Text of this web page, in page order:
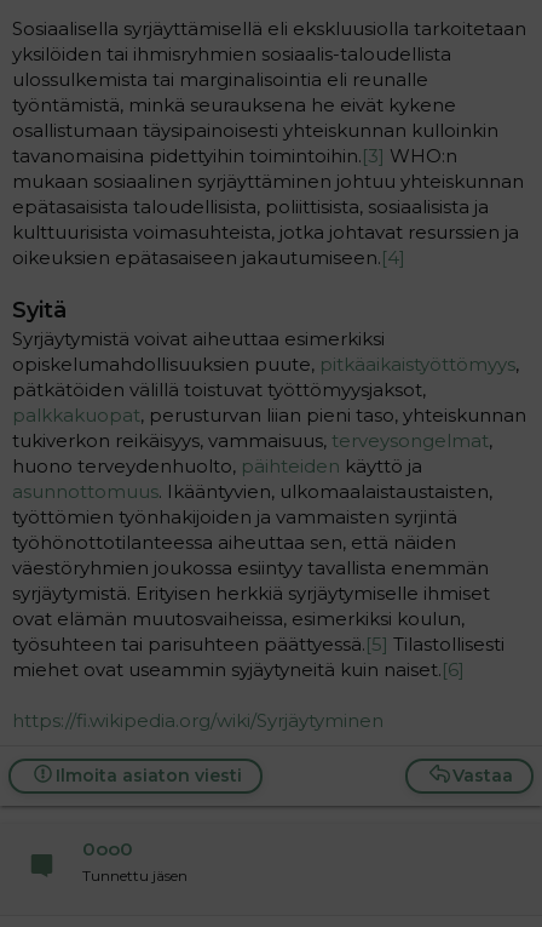
Sosiaalisella syrjäyttämisellä eli ekskluusiolla tarkoitetaan
yksilöiden tai ihmisryhmien sosiaalis-taloudellista
ulossulkemista tai marginalisointia eli reunalle
työntämistä, minkä seurauksena he eivät kykene
osallistumaan täysipainoisesti yhteiskunnan kulloinkin
tavanomaisina pidettyihin toimintoihin.[3] WHO:n
mukaan sosiaalinen syrjäyttäminen johtuu yhteiskunnan
epätasaisista taloudellisista, poliittisista, sosiaalisista ja
kulttuurisista voimasuhteista, jotka johtavat resurssien ja
oikeuksien epätasaiseen jakautumiseen.[4]
Syitä
Syrjäytymistä voivat aiheuttaa esimerkiksi
opiskelumahdollisuuksien puute, pitkäaikaistyöttömyys,
pätkätöiden välillä toistuvat työttömyysjaksot,
palkkakuopat, perusturvan liian pieni taso, yhteiskunnan
tukiverkon reikäisyys, vammaisuus, terveysongelmat,
huono terveydenhuolto, päihteiden käyttö ja
asunnottomuus. Ikääntyvien, ulkomaalaistaustaisten,
työttömien työnhakijoiden ja vammaisten syrjintä
työhönottotilanteessa aiheuttaa sen, että näiden
väestöryhmien joukossa esiintyy tavallista enemmän
syrjäytymistä. Erityisen herkkiä syrjäytymiselle ihmiset
ovat elämän muutosvaiheissa, esimerkiksi koulun,
työsuhteen tai parisuhteen päättyessä.[5] Tilastollisesti
miehet ovat useammin syjäytyneitä kuin naiset.[6]
https://fi.wikipedia.org/wiki/Syrjäytyminen
Vastaa
Ilmoita asiaton viesti
0oo0
Tunnettu jäsen